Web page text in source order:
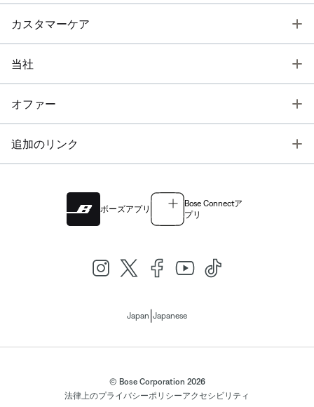
カスタマーケア
当社
オファー
追加のリンク
ボーズアプリ
Bose Connectア
プリ
Japan Japanese
© Bose Corporation 2026
法律上のプライバシーポリシーアクセシビリティ